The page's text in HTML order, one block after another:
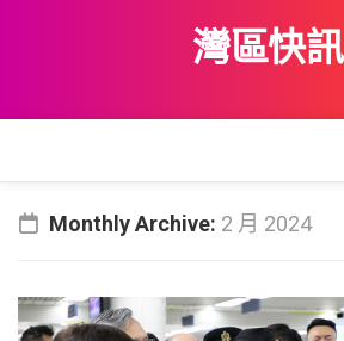
灣區快訊
Monthly Archive: 2 月 2024